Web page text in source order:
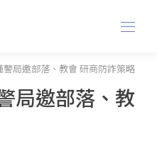
警局邀部落、教會 研商防詐策略
局邀部落、教